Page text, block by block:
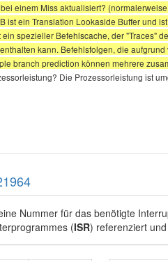
einem Miss aktualisiert?
ist ein Translation Lookaside Buffer und
spezieller Befehlscache, der "Traces"
kann. Befehlsfolgen, die
branch prediction können mehrere
Die Prozessorleistung ist
Nummer für das benötigte
(ISR) referenziert